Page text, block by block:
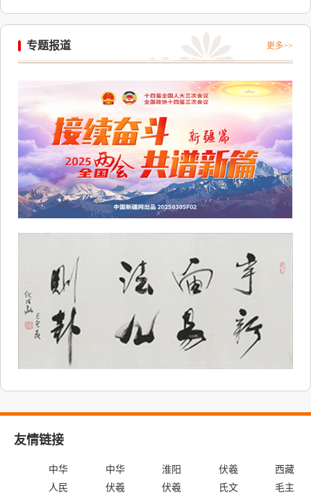
专题报道 更多>>
友情链接
中华
人民
中华
伏羲
淮阳
伏羲
伏羲
氏文
西藏
毛主